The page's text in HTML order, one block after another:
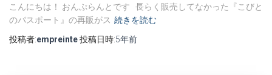
こんにちは！ おんぷらんとです 長らく販売してなかった『こびと
のパスポート』の再販がス 続きを読む
投稿者:empreinte投稿日時:5年前